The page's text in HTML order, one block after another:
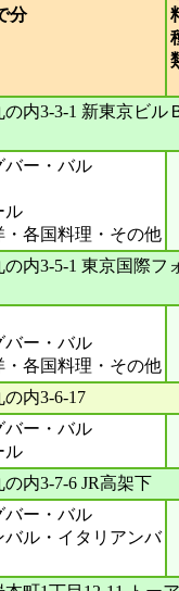
分
内3‐3‐1 新東京ビル
バー・バル
ル
各国料理・その他
内3-5-1 東京国際フ
バー・バル
各国料理・その他
内3-6-17
バー・バル
ル
内3-7-6 JR高架下
バー・バル
ル・イタリアンバ